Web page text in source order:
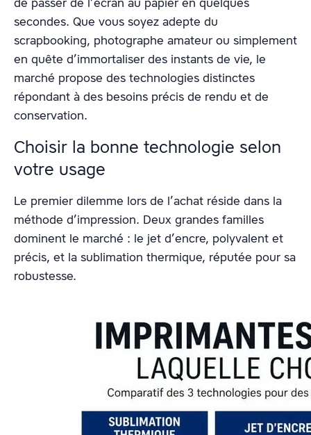
secondes. Que vous soyez adepte du
scrapbooking, photographe amateur ou simplement
en quête d’immortaliser des instants de vie, le
marché propose des technologies distinctes
répondant à des besoins précis de rendu et de
conservation.
Choisir la bonne technologie selon
votre usage
Le premier dilemme lors de l’achat réside dans la
méthode d’impression. Deux grandes familles
dominent le marché : le jet d’encre, polyvalent et
précis, et la sublimation thermique, réputée pour sa
robustesse.